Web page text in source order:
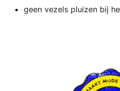
geen vezels pluizen bij